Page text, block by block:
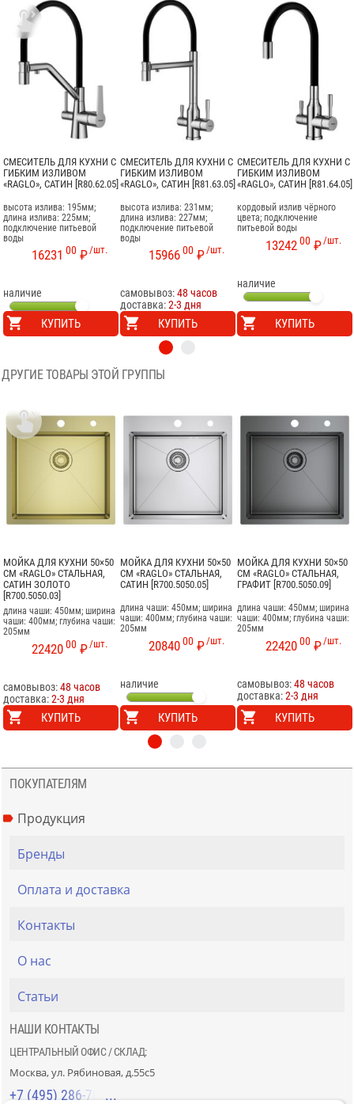
СМЕСИТЕЛЬ ДЛЯ КУХНИ С
ГИБКИМ ИЗЛИВОМ
«RAGLO», САТИН [R80.62.05]
высота излива: 195мм;
длина излива: 225мм;
подключение питьевой
воды
/шт.
16231 00 ₽
наличие
КУПИТЬ
СМЕСИТЕЛЬ ДЛЯ КУХНИ С
ГИБКИМ ИЗЛИВОМ
«RAGLO», САТИН [R81.63.05]
высота излива: 231мм;
длина излива: 227мм;
подключение питьевой
воды
/шт.
1596600 ₽
самовывоз:48 часов
доставка:2-3 дня
КУПИТЬ
СМЕСИТЕЛЬ ДЛЯ КУХНИ С
ГИБКИМ ИЗЛИВОМ
«RAGLO», САТИН [R81.64.05]
кордовый излив чёрного
цвета; подключение
питьевой воды
/шт.
1324200 ₽
наличие
КУПИТЬ

ДРУГИЕ ТОВАРЫ ЭТОЙ ГРУППЫ
МОЙКА ДЛЯ КУХНИ 50×50
СМ «RAGLO» СТАЛЬНАЯ,
САТИН ЗОЛОТО
[R700.5050.03]
длина чаши: 450мм; ширина
чаши: 400мм; глубина чаши:
205мм
/шт.
2242000 ₽
самовывоз:48 часов
доставка:2-3 дня
КУПИТЬ
МОЙКА ДЛЯ КУХНИ 50×50
СМ «RAGLO» СТАЛЬНАЯ,
САТИН [R700.5050.05]
длина чаши: 450мм; ширина
чаши: 400мм; глубина чаши:
205мм
/шт.
2084000 ₽
наличие
КУПИТЬ
МОЙКА ДЛЯ КУХНИ 50×50
СМ «RAGLO» СТАЛЬНАЯ,
ГРАФИТ [R700.5050.09]
длина чаши: 450мм; ширина
чаши: 400мм; глубина чаши:
205мм
/шт.
2242000 ₽
самовывоз:48 часов
доставка:2-3 дня
КУПИТЬ

ПОКУПАТЕЛЯМ
Продукция
Бренды
Оплата и доставка
Контакты
О нас
Статьи
НАШИ КОНТАКТЫ
ЦЕНТРАЛЬНЫЙ ОФИС / СКЛАД:
Москва, ул. Рябиновая, д.55с5
+7 (495) 286-70-40